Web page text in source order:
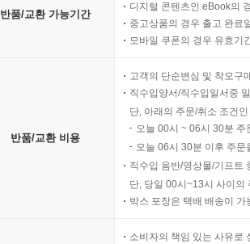
반품/교환 가능기간
디지털 콘텐츠인 eBook의
중고상품의 경우 출고 완료
모바일 쿠폰의 경우 유효기
반품/교환 비용
고객의 단순변심 및 착오구
직수입양서/직수입일서중
단, 아래의 주문/취소 조건
오늘 00시 ~ 06시 30분
오늘 06시 30분 이후 주
직수입 음반/영상물/기프트
단, 당일 00시~13시 사이의
박스 포장은 택배 배송이
소비자의 책임 있는 사유로